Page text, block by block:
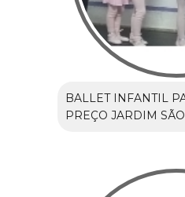
BALLET INFANTIL
PREÇO JARDIM